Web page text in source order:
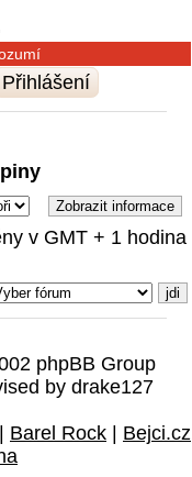
Přihlášení
v GMT + 1 hodina
phpBB Group
by drake127
Barel Rock
Bejci.cz